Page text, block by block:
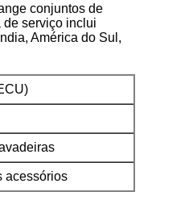
conjuntos de
de serviço inclui
América do Sul,
acessórios